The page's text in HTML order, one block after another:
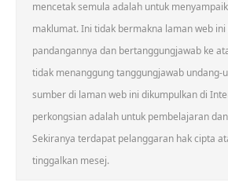
mencetak semula adalah untuk
maklumat. Ini tidak bermakna laman web
pandangannya dan bertanggungjawab ke
tidak menanggung tanggungjawab undang-
sumber di laman web ini dikumpulkan di
perkongsian adalah untuk pembelajaran
Sekiranya terdapat pelanggaran hak cipta
tinggalkan mesej.